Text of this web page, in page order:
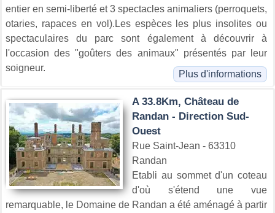
entier en semi-liberté et 3 spectacles animaliers (perroquets,
otaries, rapaces en vol).Les espèces les plus insolites ou
spectaculaires du parc sont également à découvrir à
l'occasion des "goûters des animaux" présentés par leur
soigneur.
Plus d'informations
A 33.8Km, Château de
Randan - Direction Sud-
Ouest
Rue Saint-Jean - 63310
Randan
Etabli au sommet d'un coteau
d'où s'étend une vue
remarquable, le Domaine de Randan a été aménagé à partir